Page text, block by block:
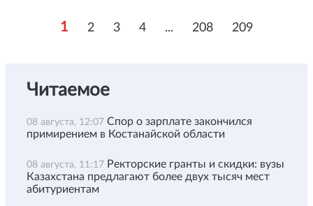
1 2 3 4 ... 208 209
Читаемое
08 августа, 12:07 Спор о зарплате закончился
примирением в Костанайской области
08 августа, 11:17 Ректорские гранты и скидки: вузы
Казахстана предлагают более двух тысяч мест
абитуриентам